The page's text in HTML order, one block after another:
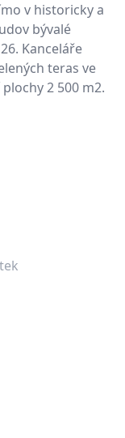
v historicky a
bývalé
Kanceláře
teras ve
2 500 m2.